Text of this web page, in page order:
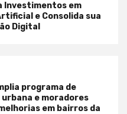
Investimentos em
e Consolida sua
Digital
programa de
e moradores
em bairros da